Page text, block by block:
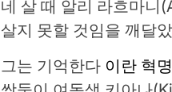
네 살 때 알리 라흐마니
살지 못할 것임을 깨달
그는 기억한다 이란 혁